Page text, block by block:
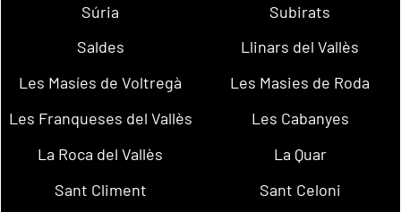
Súria
Subirats
Saldes
Llinars del Vallès
Les Masíes de Voltregà
Les Masies de Roda
Les Franqueses del Vallès
Les Cabanyes
La Roca del Vallès
La Quar
Sant Climent
Sant Celoni